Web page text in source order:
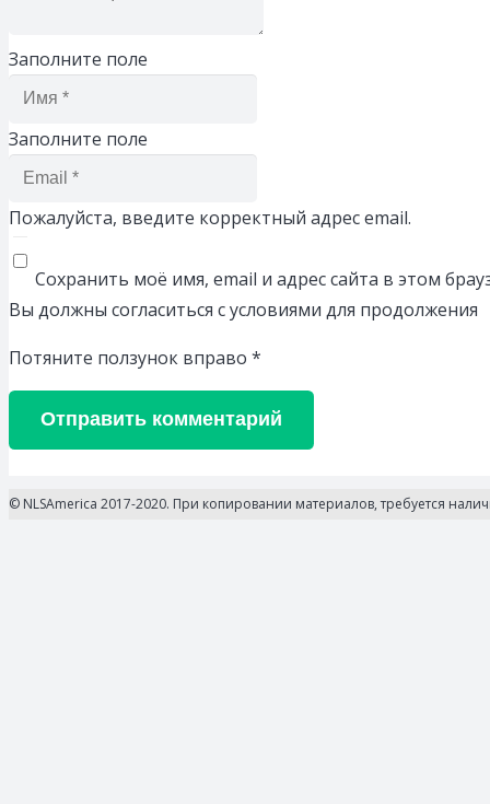
Заполните поле
Заполните поле
Пожалуйста, введите корректный адрес email.
Сохранить моё имя, email и адрес сайта в этом
Вы должны согласиться с условиями для продолжения
Потяните ползунок вправо *
Отправить комментарий
© NLSAmerica 2017-2020. При копировании материалов, требуется